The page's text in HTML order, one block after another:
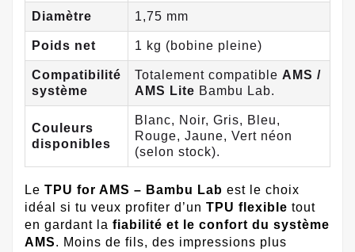
Diamètre 1,75 mm
Poids net 1 kg (bobine pleine)
Compatibilité
système
Totalement compatible AMS /
AMS Lite Bambu Lab.
Couleurs
disponibles
Blanc, Noir, Gris, Bleu,
Rouge, Jaune, Vert néon
(selon stock).
Le TPU for AMS – Bambu Lab est le choix
idéal si tu veux profiter d’un TPU flexible tout
en gardant la fiabilité et le confort du système
AMS. Moins de fils, des impressions plus